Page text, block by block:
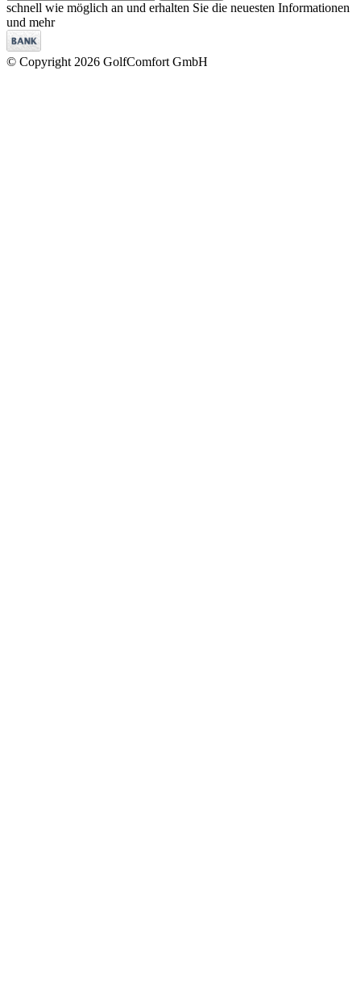
schnell wie möglich an und erhalten Sie die neuesten Informationen
und mehr
© Copyright 2026 GolfComfort GmbH